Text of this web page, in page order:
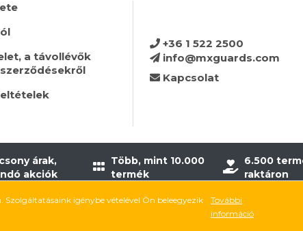
a távollévők
+36 1 522 2500
info@mxguards.com
Kapcsolat
árak,
akciók
Több, mint 10.000
termék
6.500
raktáron
igénybe vételével Ön beleegyezik
További
információ